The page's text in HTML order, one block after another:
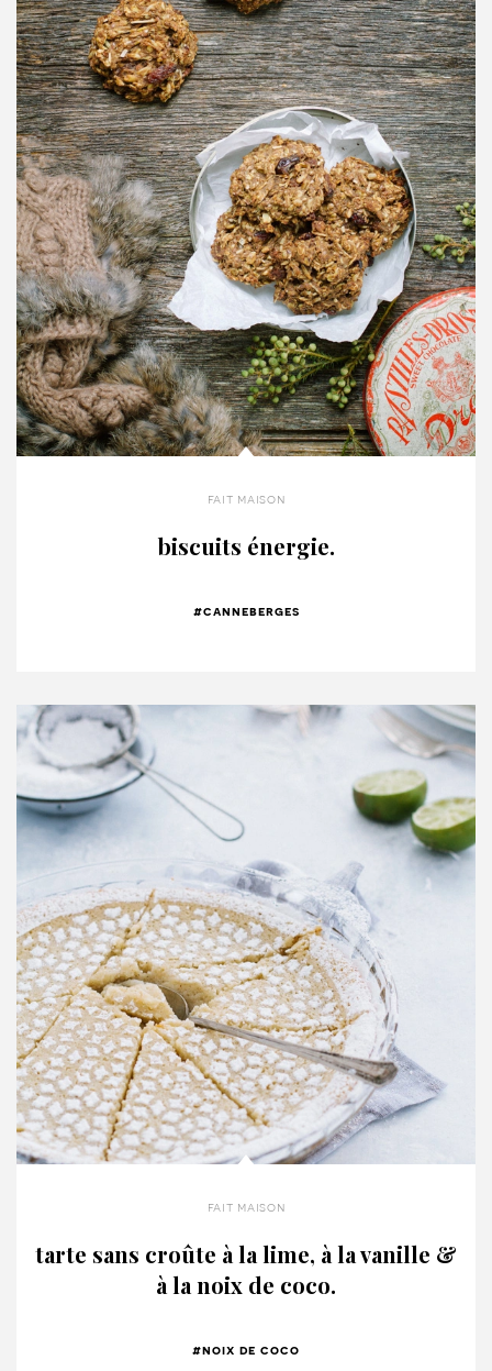
fait maison
biscuits énergie.
#canneberges
fait maison
tarte sans croûte à la lime, à la vanille &
à la noix de coco.
#noix de coco